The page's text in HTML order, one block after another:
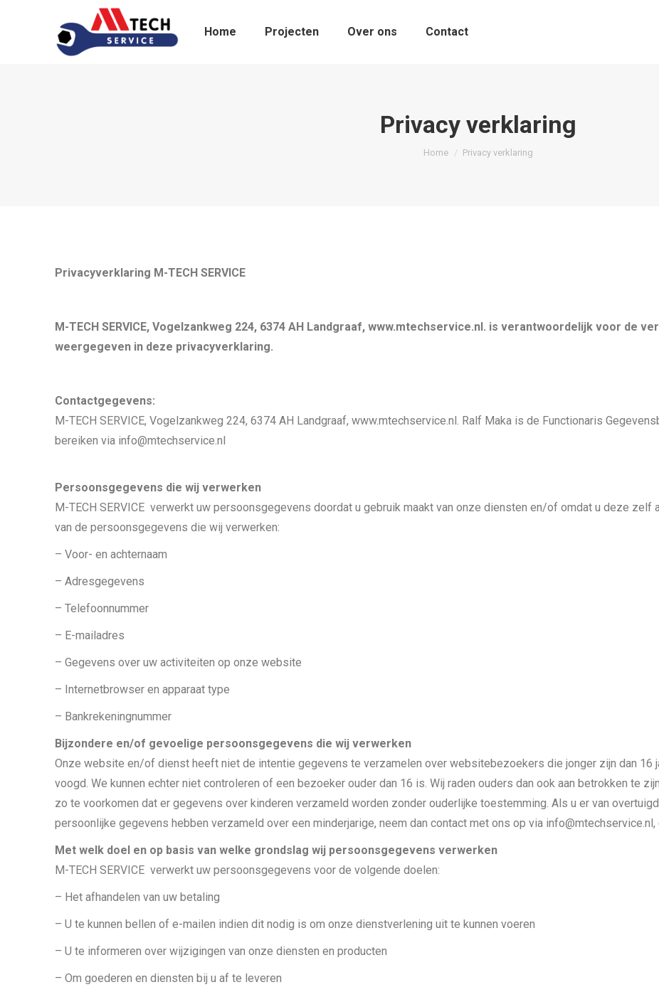
Home Projecten Over ons Contact
Privacy verklaring
You are here:
Home Privacy verklaring
Privacyverklaring M-TECH SERVICE
M-TECH SERVICE, Vogelzankweg 224, 6374 AH Landgraaf, www.mtechservice.nl. is verantwoordelijk voor de
weergegeven in deze privacyverklaring.
Contactgegevens:
M-TECH SERVICE, Vogelzankweg 224, 6374 AH Landgraaf, www.mtechservice.nl. Ralf Maka is de Functionaris
bereiken via info@mtechservice.nl
Persoonsgegevens die wij verwerken
M-TECH SERVICE verwerkt uw persoonsgegevens doordat u gebruik maakt van onze diensten en/of omdat u deze zelf
van de persoonsgegevens die wij verwerken:
– Voor- en achternaam
– Adresgegevens
– Telefoonnummer
– E-mailadres
– Gegevens over uw activiteiten op onze website
– Internetbrowser en apparaat type
– Bankrekeningnummer
Bijzondere en/of gevoelige persoonsgegevens die wij verwerken
Onze website en/of dienst heeft niet de intentie gegevens te verzamelen over websitebezoekers die jonger zijn dan 16
voogd. We kunnen echter niet controleren of een bezoeker ouder dan 16 is. Wij raden ouders dan ook aan betrokken te
zo te voorkomen dat er gegevens over kinderen verzameld worden zonder ouderlijke toestemming. Als u er van
persoonlijke gegevens hebben verzameld over een minderjarige, neem dan contact met ons op via
Met welk doel en op basis van welke grondslag wij persoonsgegevens verwerken
M-TECH SERVICE verwerkt uw persoonsgegevens voor de volgende doelen:
– Het afhandelen van uw betaling
– U te kunnen bellen of e-mailen indien dit nodig is om onze dienstverlening uit te kunnen voeren
– U te informeren over wijzigingen van onze diensten en producten
– Om goederen en diensten bij u af te leveren